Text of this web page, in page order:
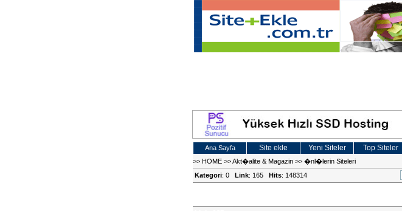
Ana Sayfa Site ekle Yeni Siteler Top Siteler
>> HOME >>Akt�alite & Magazin >> �nl�lerin Siteleri
Kategori: 0 Link: 165 Hits: 148314